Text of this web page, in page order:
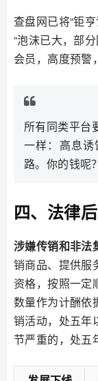
查盘网已将“钜
“泡沫已大，部
会员，高度预警
所有同类平台
一样：高息
路。你的钱呢
四、法律
涉嫌传销和非法
销商品、提供服
资格，按照一定
数量作为计酬依
销活动，处五年
节严重的，处五